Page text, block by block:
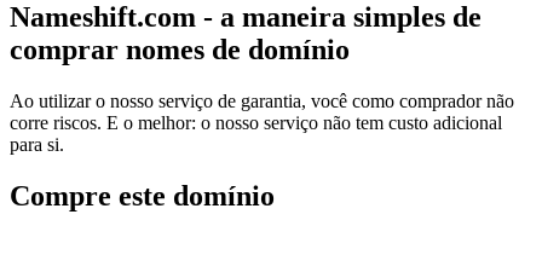
Nameshift.com - a maneira simples de
comprar nomes de domínio
Ao utilizar o nosso serviço de garantia, você como comprador não
corre riscos. E o melhor: o nosso serviço não tem custo adicional
para si.
Compre este domínio